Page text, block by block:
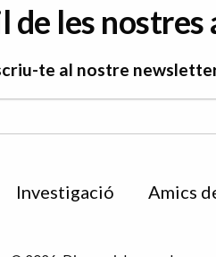
de les
te al nostre
Investigació Amics